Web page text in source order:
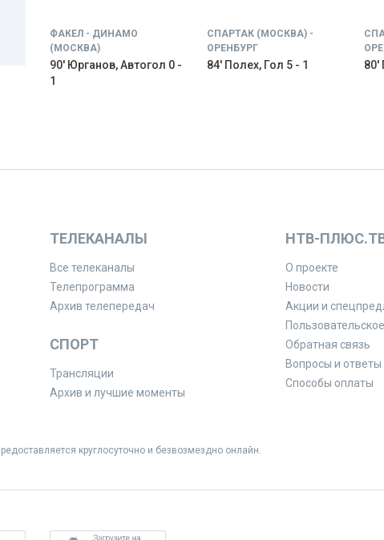
ФАКЕЛ - ДИНАМО
(МОСКВА)
90' Юрганов, Автогол 0 -
1
СПАРТАК (МОСКВА) -
ОРЕНБУРГ
84' Полех, Гол 5 - 1 80'
ТЕЛЕКАНАЛЫ
Все телеканалы
Телепрограмма
Архив телепередач
СПОРТ
Трансляции
Архив и лучшие моменты
НТВ-
О проекте
Новости
Акции и
Обратная связь
Вопросы и ответы
Способы оплаты
круглосуточно и безвозмездно онлайн.